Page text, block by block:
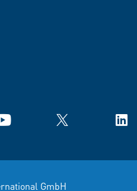
X
GmbH